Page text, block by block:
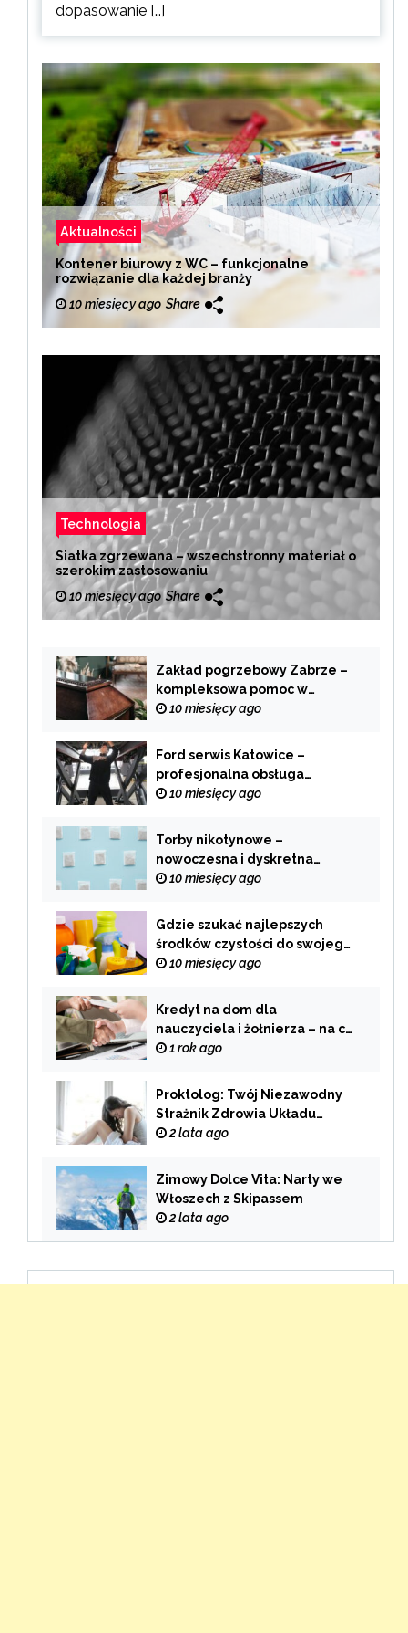
dopasowanie […]
Aktualności
Kontener biurowy z WC – funkcjonalne
rozwiązanie dla każdej branży
10 miesięcy ago Share
Technologia
Siatka zgrzewana – wszechstronny materiał o
szerokim zastosowaniu
10 miesięcy ago Share
Zakład pogrzebowy Zabrze –
kompleksowa pomoc w
trudnych chwilach
10 miesięcy ago
Ford serwis Katowice –
profesjonalna obsługa
Twojego samochodu
10 miesięcy ago
Torby nikotynowe –
nowoczesna i dyskretna
alternatywa dla tradycyjnego
10 miesięcy ago
Gdzie szukać najlepszych
środków czystości do swojego
domu?
10 miesięcy ago
Kredyt na dom dla
nauczyciela i żołnierza – na co
zwrócić uwagę przy wyborze
1 rok ago
Proktolog: Twój Niezawodny
Strażnik Zdrowia Układu
Pokarmowego
2 lata ago
Zimowy Dolce Vita: Narty we
Włoszech z Skipassem
2 lata ago